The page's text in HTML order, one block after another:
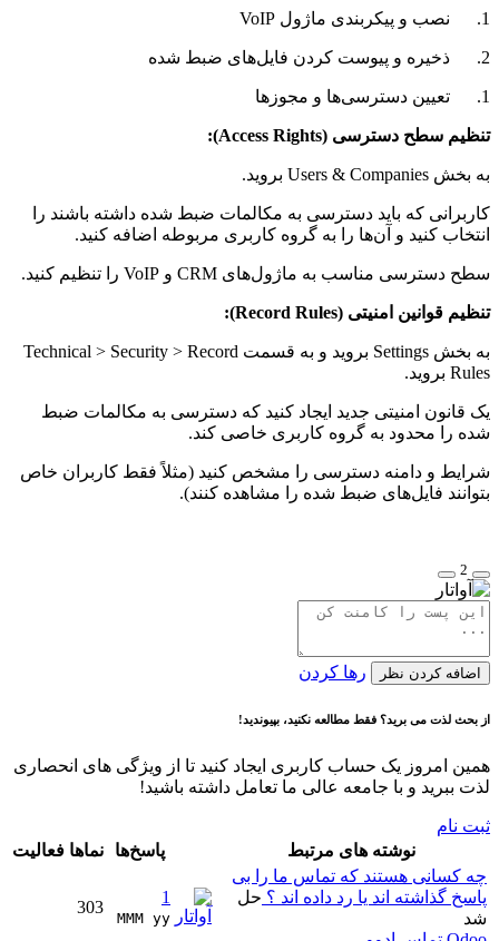
1. نصب و پیکربندی ماژول VoIP
2. ذخیره و پیوست کردن فایل‌های ضبط شده
1. تعیین دسترسی‌ها و مجوزها
تنظیم سطح دسترسی (Access Rights):
به بخش Users & Companies بروید.
کاربرانی که باید دسترسی به مکالمات ضبط شده داشته باشند را
انتخاب کنید و آن‌ها را به گروه کاربری مربوطه اضافه کنید.
سطح دسترسی مناسب به ماژول‌های CRM و VoIP را تنظیم کنید.
تنظیم قوانین امنیتی (Record Rules):
به بخش Settings بروید و به قسمت Technical > Security > Record
Rules بروید.
یک قانون امنیتی جدید ایجاد کنید که دسترسی به مکالمات ضبط
شده را محدود به گروه کاربری خاصی کند.
شرایط و دامنه دسترسی را مشخص کنید (مثلاً فقط کاربران خاص
بتوانند فایل‌های ضبط شده را مشاهده کنند).
2
اضافه کردن نظر رها کردن
از بحث لذت می برید؟ فقط مطالعه نکنید، بپیوندید!
همین امروز یک حساب کاربری ایجاد کنید تا از ویژگی های انحصاری
لذت ببرید و با جامعه عالی ما تعامل داشته باشید!
ثبت نام
نوشته های مرتبط
پاسخ‌ها نماها فعالیت
چه کسانی هستند که تماس ما را بی
پاسخ گذاشته اند یا رد داده اند ؟ حل
شد
1
MMM yy
303